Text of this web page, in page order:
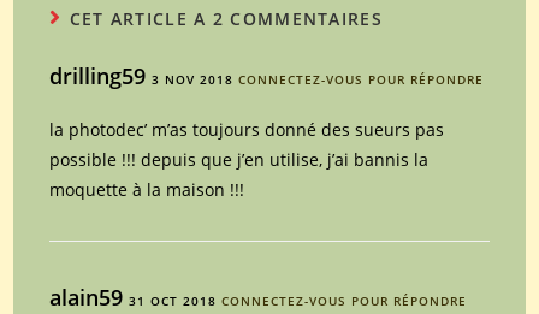
CET ARTICLE A 2 COMMENTAIRES
drilling593 NOV 2018 CONNECTEZ-VOUS POUR RÉPONDRE
la photodec’ m’as toujours donné des sueurs pas
possible !!! depuis que j’en utilise, j’ai bannis la
moquette à la maison !!!
alain5931 OCT 2018 CONNECTEZ-VOUS POUR RÉPONDRE